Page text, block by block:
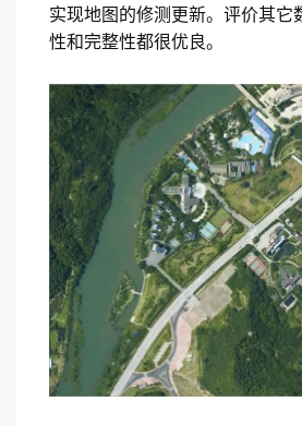
实现地图的修测更新。评价其它
性和完整性都很优良。